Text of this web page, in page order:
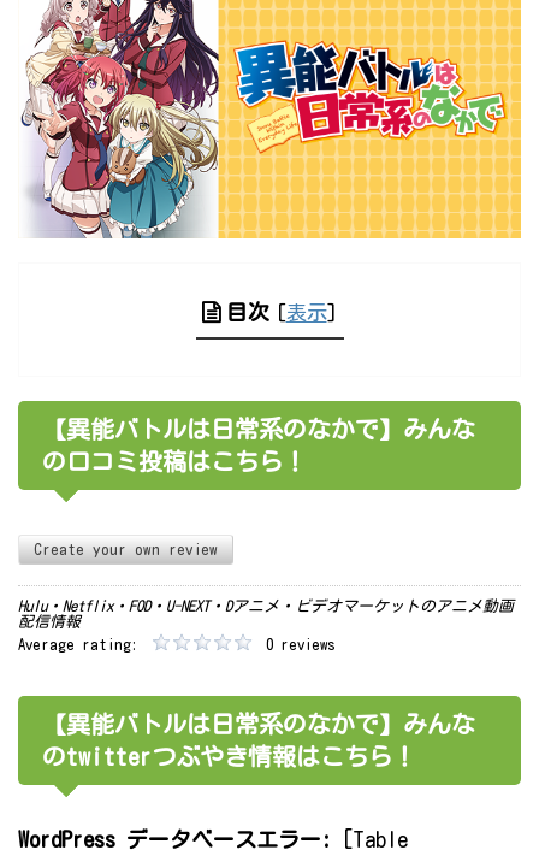
目次 [表示]
【異能バトルは日常系のなかで】みんな
の口コミ投稿はこちら！
Create your own review
Hulu・Netflix・FOD・U-NEXT・Dアニメ・ビデオマーケットのアニメ動画
配信情報
Average rating:
0 reviews
【異能バトルは日常系のなかで】みんな
のtwitterつぶやき情報はこちら！
WordPress データベースエラー:
[Table